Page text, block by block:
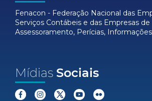
Fenacon - Federação Nacional das
Serviços Contábeis e das Empresas de
Assessoramento, Perícias,
Mídias Sociais